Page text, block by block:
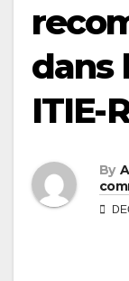
dans
ITIE-
By